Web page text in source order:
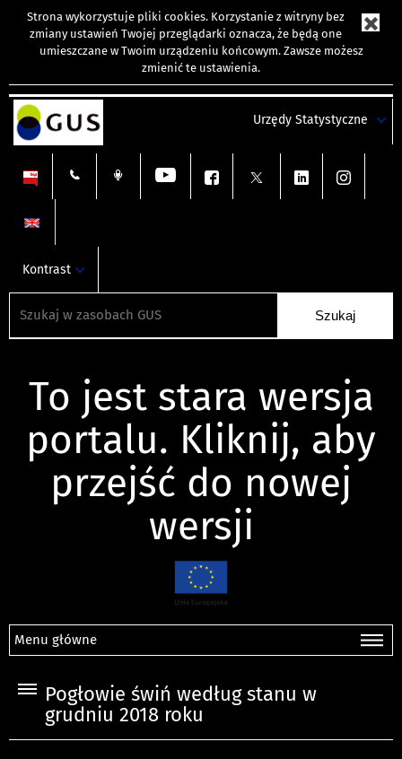
Strona wykorzystuje pliki cookies. Korzystanie z witryny bez
zmiany ustawień Twojej przeglądarki oznacza, że będą one
umieszczane w Twoim urządzeniu końcowym. Zawsze możesz
zmienić te ustawienia.
Urzędy Statystyczne
Kontrast
To jest stara wersja
portalu. Kliknij, aby
przejść do nowej
wersji
Menu główne
Pogłowie świń według stanu w
grudniu 2018 roku